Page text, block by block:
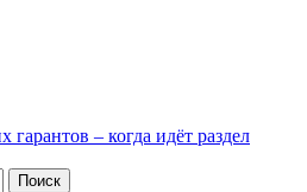
гарантов – когда идёт раздел
Поиск